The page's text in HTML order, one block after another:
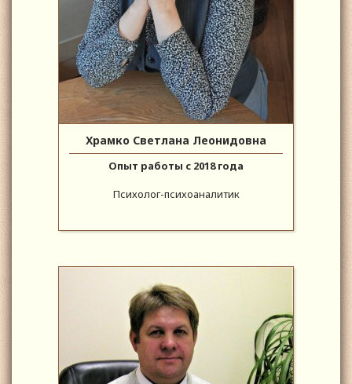
Храмко Светлана Леонидовна
Опыт работы с 2018 года
Психолог-психоаналитик